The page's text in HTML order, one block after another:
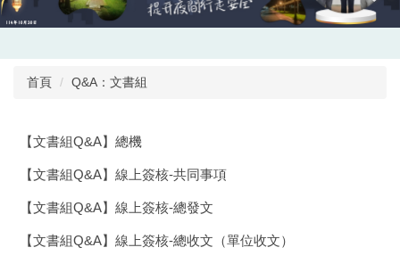
首頁 Q&A：文書組
【文書組Q&A】總機
【文書組Q&A】線上簽核-共同事項
【文書組Q&A】線上簽核-總發文
【文書組Q&A】線上簽核-總收文（單位收文）